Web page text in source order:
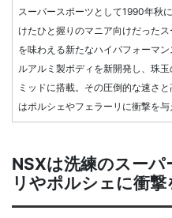
スーパースポーツとして1990年秋
けたひと握りのマニア向けだった
を味わえる新たなハイパフォーマ
ルアルミ製ボディを新開発し、珠
ミッドに搭載。その圧倒的な速さ
はポルシェやフェラーリに衝撃を与
NSXは洗練のスー
リやポルシェに衝